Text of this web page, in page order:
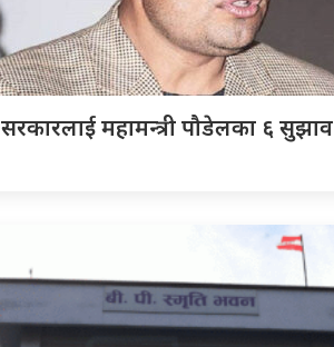
सरकारलाई महामन्त्री पौडेलका ६ सुझाव